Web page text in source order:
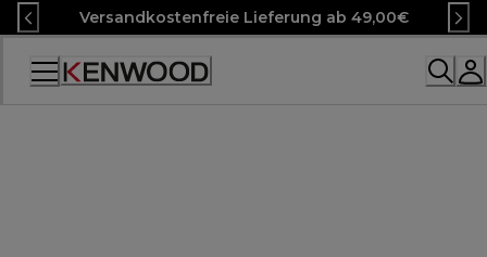
Skip
to
Content
Versandkostenfreie Lieferung ab 49,00€
Accessibility